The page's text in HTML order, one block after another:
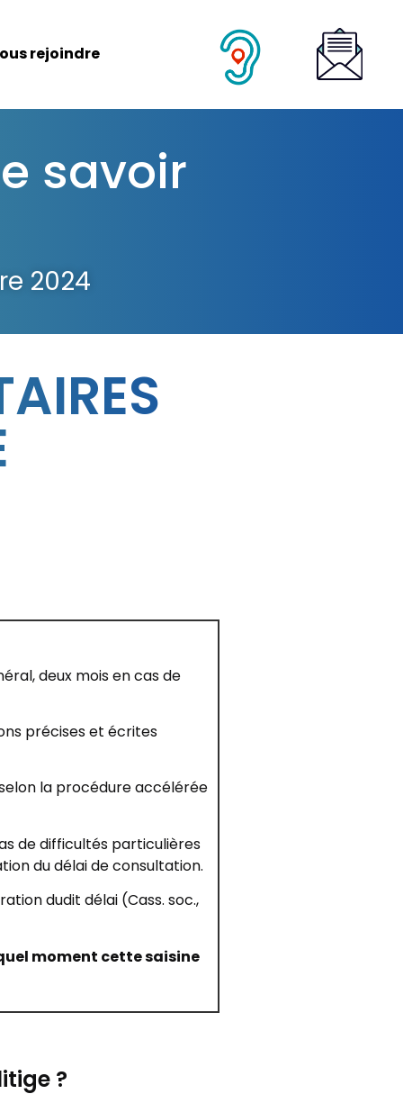
rejoindre
savoir
2024
deux mois en cas de
précises et écrites
la procédure accélérée
de difficultés particulières
du délai de consultation.
dudit délai (Cass. soc.,
moment cette saisine
?